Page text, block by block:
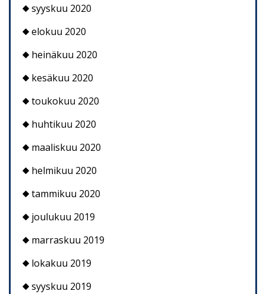
syyskuu 2020
elokuu 2020
heinäkuu 2020
kesäkuu 2020
toukokuu 2020
huhtikuu 2020
maaliskuu 2020
helmikuu 2020
tammikuu 2020
joulukuu 2019
marraskuu 2019
lokakuu 2019
syyskuu 2019